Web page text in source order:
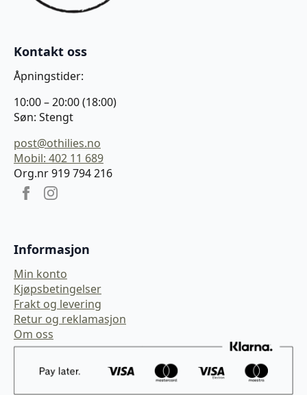
Kontakt oss
Åpningstider:
10:00 – 20:00 (18:00)
Søn: Stengt
post@othilies.no
Mobil: 402 11 689
Org.nr 919 794 216
Informasjon
Min konto
Kjøpsbetingelser
Frakt og levering
Retur og reklamasjon
Om oss